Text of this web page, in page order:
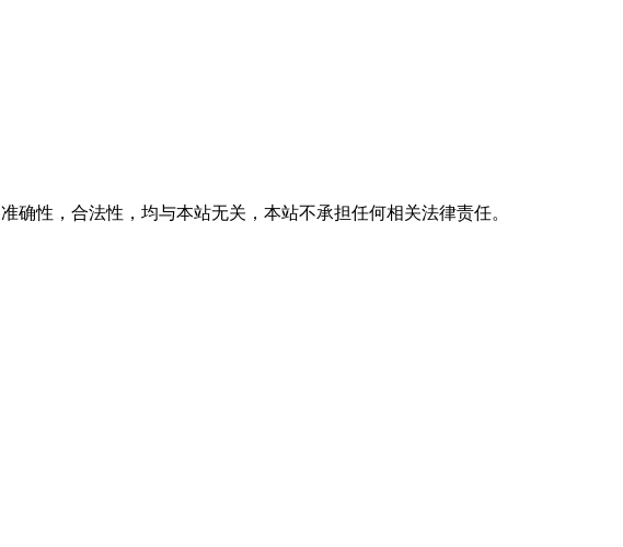
性，合法性，均与本站无关，本站不承担任何相关法律责任。